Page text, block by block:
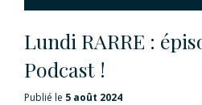
Lundi RARRE :
Podcast !
Publié le 5 août 2024